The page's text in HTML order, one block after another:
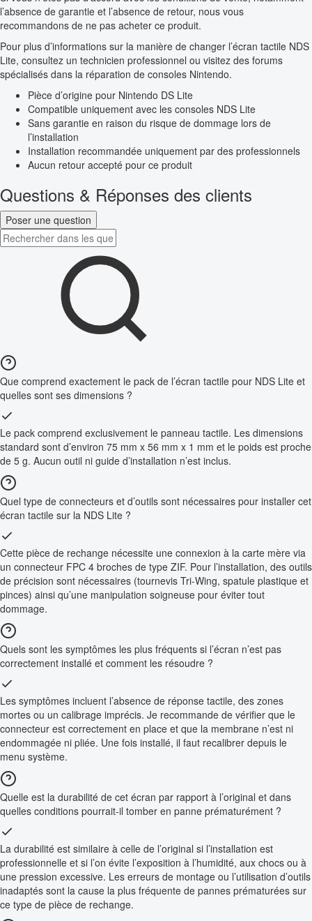
l’absence de garantie et l’absence de retour, nous vous
recommandons de ne pas acheter ce produit.
Pour plus d’informations sur la manière de changer l’écran tactile NDS
Lite, consultez un technicien professionnel ou visitez des forums
spécialisés dans la réparation de consoles Nintendo.
Pièce d’origine pour Nintendo DS Lite
Compatible uniquement avec les consoles NDS Lite
Sans garantie en raison du risque de dommage lors de
l’installation
Installation recommandée uniquement par des professionnels
Aucun retour accepté pour ce produit
Questions & Réponses des clients
Poser une question
Que comprend exactement le pack de l’écran tactile pour NDS Lite et
quelles sont ses dimensions ?
Le pack comprend exclusivement le panneau tactile. Les dimensions
standard sont d’environ 75 mm x 56 mm x 1 mm et le poids est proche
de 5 g. Aucun outil ni guide d’installation n’est inclus.
Quel type de connecteurs et d’outils sont nécessaires pour installer cet
écran tactile sur la NDS Lite ?
Cette pièce de rechange nécessite une connexion à la carte mère via
un connecteur FPC 4 broches de type ZIF. Pour l’installation, des outils
de précision sont nécessaires (tournevis Tri-Wing, spatule plastique et
pinces) ainsi qu’une manipulation soigneuse pour éviter tout
dommage.
Quels sont les symptômes les plus fréquents si l’écran n’est pas
correctement installé et comment les résoudre ?
Les symptômes incluent l’absence de réponse tactile, des zones
mortes ou un calibrage imprécis. Je recommande de vérifier que le
connecteur est correctement en place et que la membrane n’est ni
endommagée ni pliée. Une fois installé, il faut recalibrer depuis le
menu système.
Quelle est la durabilité de cet écran par rapport à l’original et dans
quelles conditions pourrait-il tomber en panne prématurément ?
La durabilité est similaire à celle de l’original si l’installation est
professionnelle et si l’on évite l’exposition à l’humidité, aux chocs ou à
une pression excessive. Les erreurs de montage ou l’utilisation d’outils
inadaptés sont la cause la plus fréquente de pannes prématurées sur
ce type de pièce de rechange.